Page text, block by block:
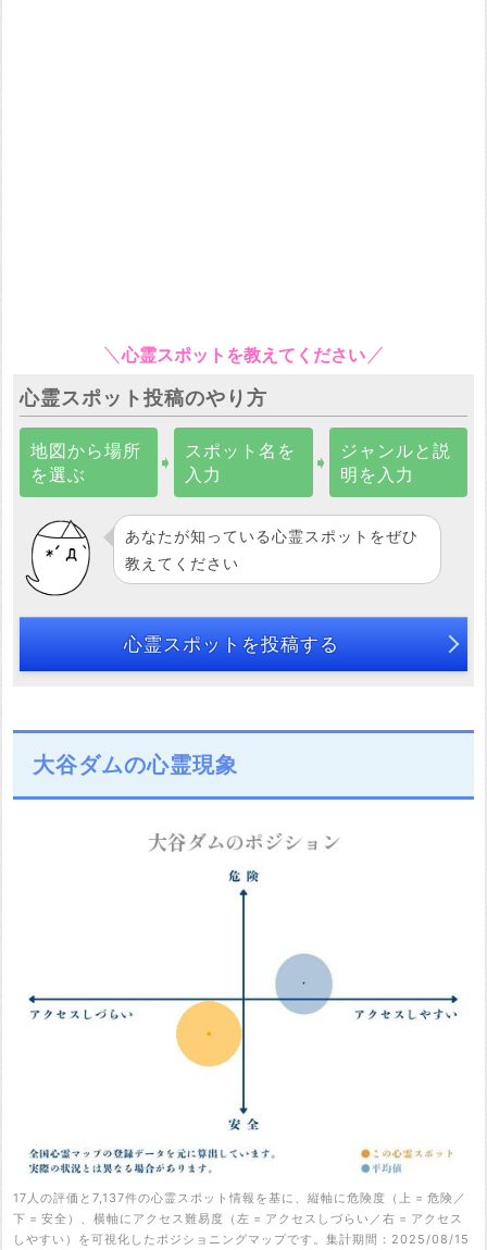
心霊スポットを教えてください
心霊スポット投稿のやり方
地図から場所
を選ぶ
➧
スポット名を
入力
➧
ジャンルと説
明を入力
あなたが知っている心霊スポットをぜひ
教えてください
心霊スポットを投稿する
大谷ダムの心霊現象
17人の評価と7,137件の心霊スポット情報を基に、縦軸に危険度（上 = 危険／
下 = 安全）、横軸にアクセス難易度（左 = アクセスしづらい／右 = アクセス
しやすい）を可視化したポジショニングマップです。集計期間：2025/08/15